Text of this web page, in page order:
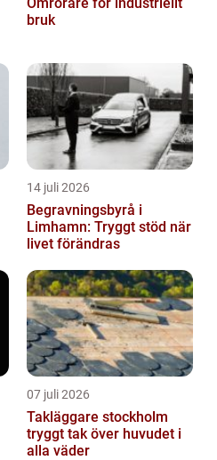
bruk
14 juli 2026
Begravningsbyrå i
Limhamn: Tryggt stöd när
livet förändras
07 juli 2026
Takläggare stockholm
tryggt tak över huvudet i
alla väder